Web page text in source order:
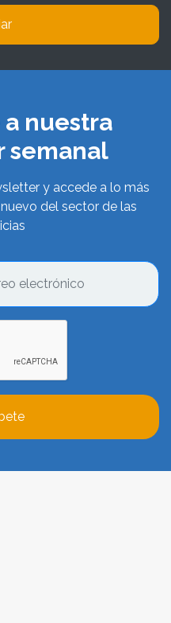
nuestra
semanal
y accede a lo más
del sector de las